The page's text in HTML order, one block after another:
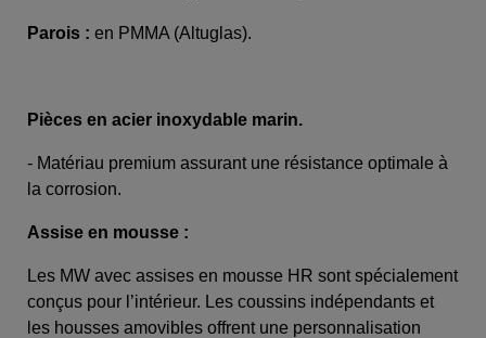
Parois : en PMMA (Altuglas).
Pièces en acier inoxydable marin.
- Matériau premium assurant une résistance optimale à
la corrosion.
Assise en mousse :
Les MW avec assises en mousse HR sont spécialement
conçus pour l’intérieur. Les coussins indépendants et
les housses amovibles offrent une personnalisation